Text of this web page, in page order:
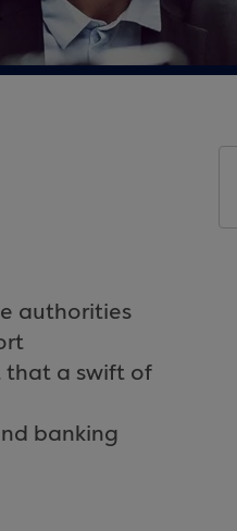
authorities
that a swift of
banking